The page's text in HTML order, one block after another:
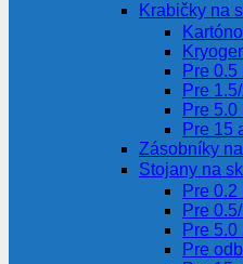
Krabičky na
Pre
Pre
Pre
Pre 15
Zásobníky
Stojany na
Pre
Pre
Pre
Pre